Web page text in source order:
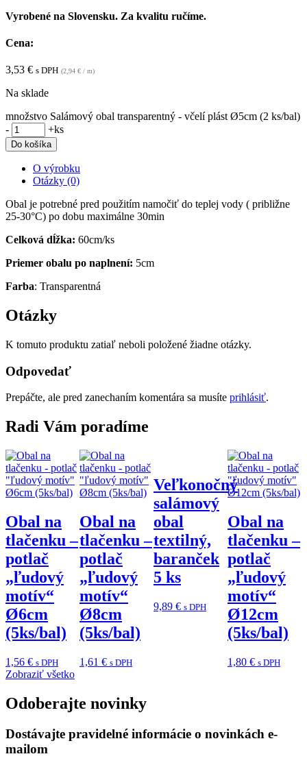
Vyrobené na Slovensku. Za kvalitu ručíme.
Cena:
3,53 € s DPH (2,94 € / m)
Na sklade
množstvo Salámový obal transparentný - včelí plást Ø5cm (2 ks/bal)
-
+ks
Do košíka
O výrobku
Otázky (0)
Obal je potrebné pred použitím namočiť do teplej vody ( približne
25-30°C) po dobu maximálne 30min
Celková dĺžka: 60cm/ks
Priemer obalu po naplnení: 5cm
Farba: Transparentná
Otázky
K tomuto produktu zatiaľ neboli položené žiadne otázky.
Odpovedať
Prepáčte, ale pred zanechaním komentára sa musíte prihlásiť.
Radi Vám poradíme
Obal na
tlačenku –
potlač
„ľudový
motív“
Ø6cm
(5ks/bal)
1,56 € s DPH
Obal na
tlačenku –
potlač
„ľudový
motív“
Ø8cm
(5ks/bal)
1,61 € s DPH
Veľkonočný
salámový
obal
textilný,
baranček
5 ks
9,89 € s DPH
Obal na
tlačenku –
potlač
„ľudový
motív“
Ø12cm
(5ks/bal)
1,80 € s DPH
Zobraziť všetko
Odoberajte novinky
Dostávajte pravidelné informácie o novinkách e-
mailom